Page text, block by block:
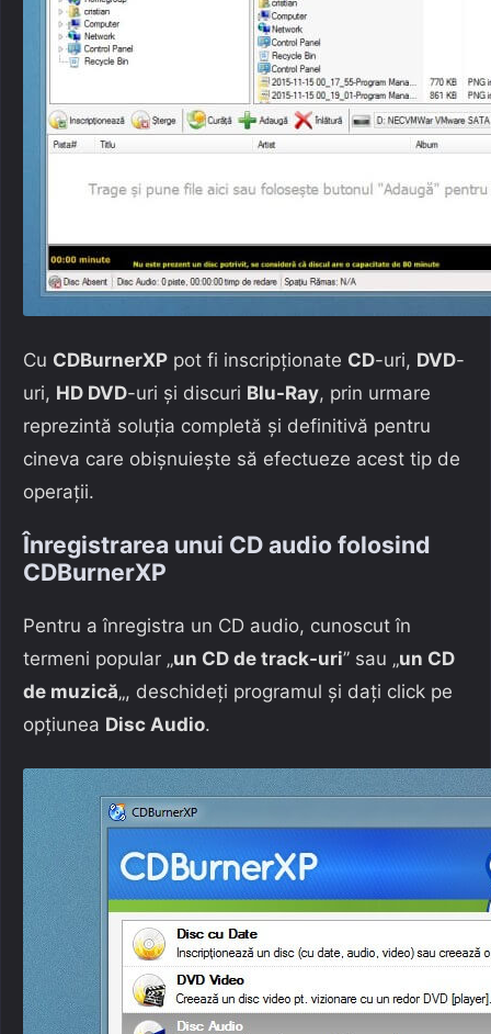
Cu CDBurnerXP pot fi inscripționate CD-uri, DVD-
uri, HD DVD-uri și discuri Blu-Ray, prin urmare
reprezintă soluția completă și definitivă pentru
cineva care obișnuiește să efectueze acest tip de
operații.
Înregistrarea unui CD audio folosind
CDBurnerXP
Pentru a înregistra un CD audio, cunoscut în
termeni popular „un CD de track-uri” sau „un CD
de muzică„, deschideți programul și dați click pe
opțiunea Disc Audio.